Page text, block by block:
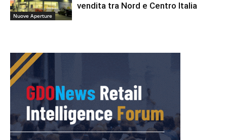
Nuove Aperture
vendita tra Nord e Centro Italia